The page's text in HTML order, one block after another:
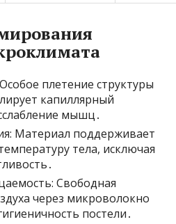
плетение структуры
капиллярный
мышц․
Материал поддерживает
тела, исключая
Свободная
через микроволокно
постели․